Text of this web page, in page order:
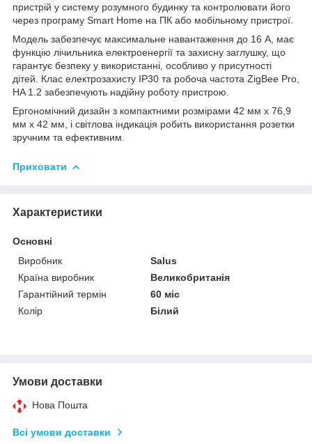
пристрій у систему розумного будинку та контролювати його
через програму Smart Home на ПК або мобільному пристрої.
Модель забезпечує максимальне навантаження до 16 А, має
функцію лічильника електроенергії та захисну заглушку, що
гарантує безпеку у використанні, особливо у присутності
дітей. Клас електрозахисту IP30 та робоча частота ZigBee Pro,
HA 1.2 забезпечують надійну роботу пристрою.
Ергономічний дизайн з компактними розмірами 42 мм х 76,9
мм х 42 мм, і світлова індикація робить використання розетки
зручним та ефективним.
Приховати
Характеристики
Основні
Виробник
Salus
Країна виробник
Великобританія
Гарантійний термін
60 міс
Колір
Білий
Умови доставки
Нова Пошта
Всі умови доставки